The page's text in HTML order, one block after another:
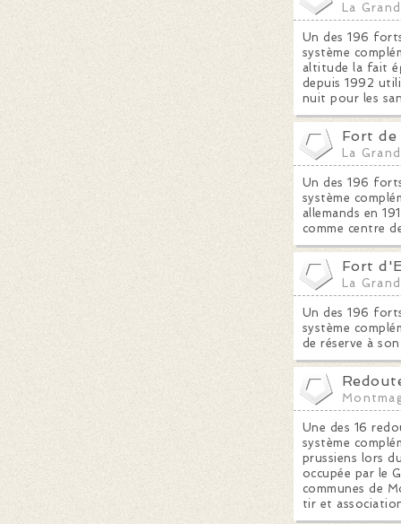
La
Un des 196
système
altitude la fait
depuis 1992
nuit pour les
Fort de
La
Un des 196
système
allemands en
comme centre
Fort
La
Un des 196
système
de réserve à
Une des 16
système
prussiens lors
occupée par le
communes de
tir et